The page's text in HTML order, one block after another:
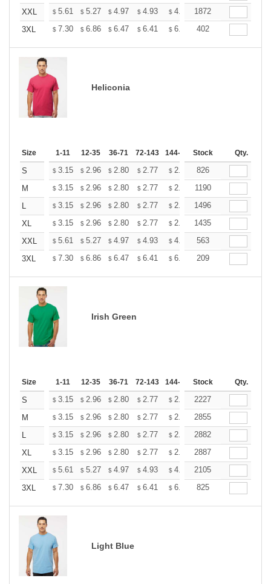
XXL
$ 5.61 $ 5.27 $ 4.97 $ 4.93 $ 4.85 $4.80
1872
3XL
$ 7.30 $ 6.86 $ 6.47 $ 6.41 $ 6.30 $6.25
402
Heliconia
Size 1-11 12-35 36-71 72-143 144-287 288 + More
Stock Qty.
S $ 3.15 $ 2.96 $ 2.80 $ 2.77 $ 2.72 $2.70
826
M
$ 3.15 $ 2.96 $ 2.80 $ 2.77 $ 2.72 $2.70
1190
L
$ 3.15 $ 2.96 $ 2.80 $ 2.77 $ 2.72 $2.70
1496
XL
$ 3.15 $ 2.96 $ 2.80 $ 2.77 $ 2.72 $2.70
1435
XXL
$ 5.61 $ 5.27 $ 4.97 $ 4.93 $ 4.85 $4.80
563
3XL
$ 7.30 $ 6.86 $ 6.47 $ 6.41 $ 6.30 $6.25
209
Irish Green
Size 1-11 12-35 36-71 72-143 144-287 288 + More
Stock Qty.
S $ 3.15 $ 2.96 $ 2.80 $ 2.77 $ 2.72 $2.70
2227
M
$ 3.15 $ 2.96 $ 2.80 $ 2.77 $ 2.72 $2.70
2855
L
$ 3.15 $ 2.96 $ 2.80 $ 2.77 $ 2.72 $2.70
2882
XL
$ 3.15 $ 2.96 $ 2.80 $ 2.77 $ 2.72 $2.70
2887
XXL
$ 5.61 $ 5.27 $ 4.97 $ 4.93 $ 4.85 $4.80
2105
3XL
$ 7.30 $ 6.86 $ 6.47 $ 6.41 $ 6.30 $6.25
825
Light Blue